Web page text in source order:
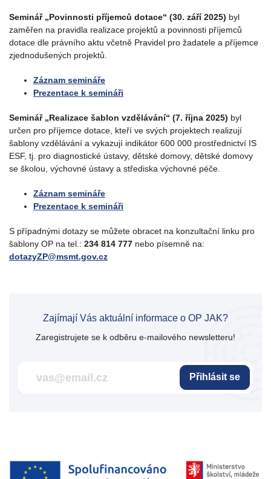
Seminář „Povinnosti příjemců dotace“ (30. září 2025) byl
zaměřen na pravidla realizace projektů a povinnosti příjemců
dotace dle právního aktu včetně Pravidel pro žadatele a příjemce
zjednodušených projektů.
Záznam semináře
Prezentace k semináři
Seminář „Realizace šablon vzdělávání“ (7. října 2025) byl
určen pro příjemce dotace, kteří ve svých projektech realizují
šablony vzdělávání a vykazují indikátor 600 000 prostřednictví IS
ESF, tj. pro diagnostické ústavy, dětské domovy, dětské domovy
se školou, výchovné ústavy a střediska výchovné péče.
Záznam semináře
Prezentace k semináři
S případnými dotazy se můžete obracet na konzultační linku pro
šablony OP na tel.: 234 814 777 nebo písemně na:
dotazyZP@msmt.gov.cz
Zajímají Vás aktuální informace o OP JAK?
Zaregistrujete se k odběru e-mailového newsletteru!
Přihlásit se